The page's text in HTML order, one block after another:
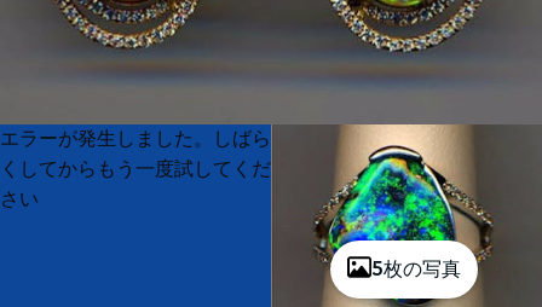
5枚の写真
Product
List
Product
List
エラーが発生しました。しばら
くしてからもう一度試してくだ
さい